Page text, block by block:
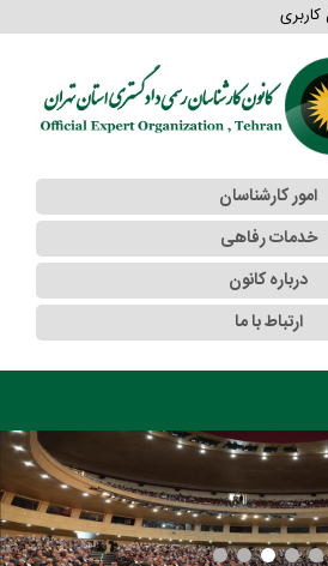
کاربری
امور کارشناسان
خدمات رفاهی
درباره کانون
ارتباط با ما